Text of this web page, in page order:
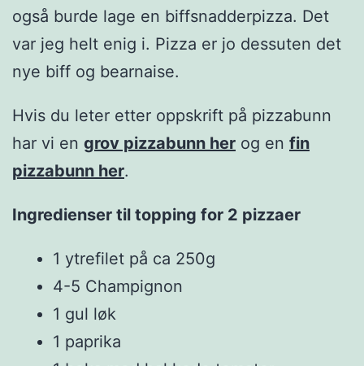
også burde lage en biffsnadderpizza. Det
var jeg helt enig i. Pizza er jo dessuten det
nye biff og bearnaise.
Hvis du leter etter oppskrift på pizzabunn
har vi en grov pizzabunn her og en fin
pizzabunn her.
Ingredienser til topping for 2 pizzaer
1 ytrefilet på ca 250g
4-5 Champignon
1 gul løk
1 paprika